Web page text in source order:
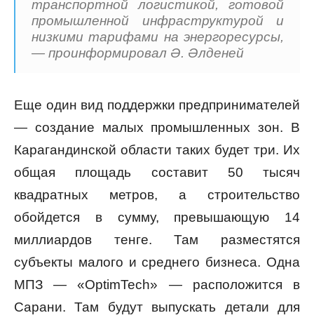
транспортной логистикой, готовой
промышленной инфраструктурой и
низкими тарифами на энергоресурсы,
— проинформировал Ә. Әлденей
Еще один вид поддержки предпринимателей
— создание малых промышленных зон. В
Карагандинской области таких будет три. Их
общая площадь составит 50 тысяч
квадратных метров, а строительство
обойдется в сумму, превышающую 14
миллиардов тенге. Там разместятся
субъекты малого и среднего бизнеса. Одна
МПЗ — «OptimTech» — расположится в
Сарани. Там будут выпускать детали для